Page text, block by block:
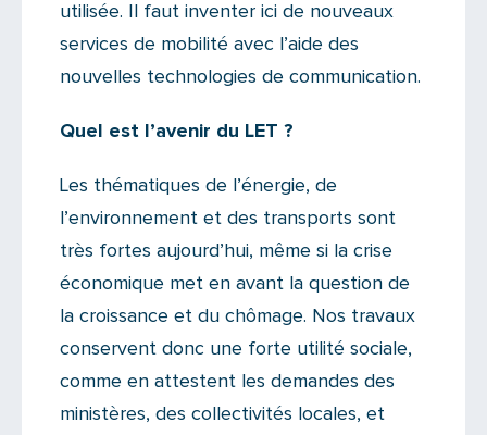
utilisée. Il faut inventer ici de nouveaux
services de mobilité avec l’aide des
nouvelles technologies de communication.
Quel est l’avenir du LET ?
Les thématiques de l’énergie, de
l’environnement et des transports sont
très fortes aujourd’hui, même si la crise
économique met en avant la question de
la croissance et du chômage. Nos travaux
conservent donc une forte utilité sociale,
comme en attestent les demandes des
ministères, des collectivités locales, et